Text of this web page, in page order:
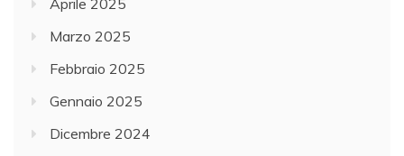
Aprile 2025
Marzo 2025
Febbraio 2025
Gennaio 2025
Dicembre 2024